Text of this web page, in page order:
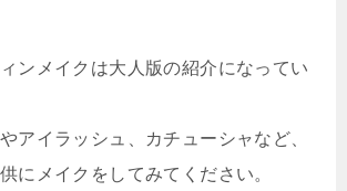
ンメイクは大人版の紹介になってい
アイラッシュ、カチューシャなど、
にメイクをしてみてください。